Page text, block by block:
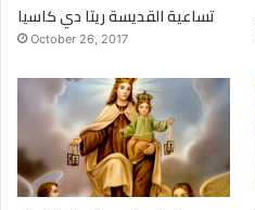
تساعية القديسة ريتا دي كاسيا
October 26, 2017